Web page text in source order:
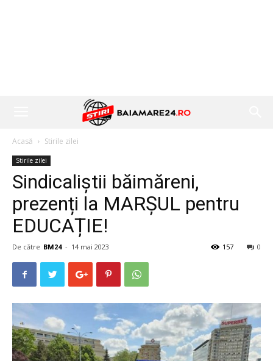
Acasă Stirile zilei
Stirile zilei
Sindicaliștii băimăreni,
prezenți la MARȘUL pentru
EDUCAȚIE!
De către BM24 - 14 mai 2023 0
157